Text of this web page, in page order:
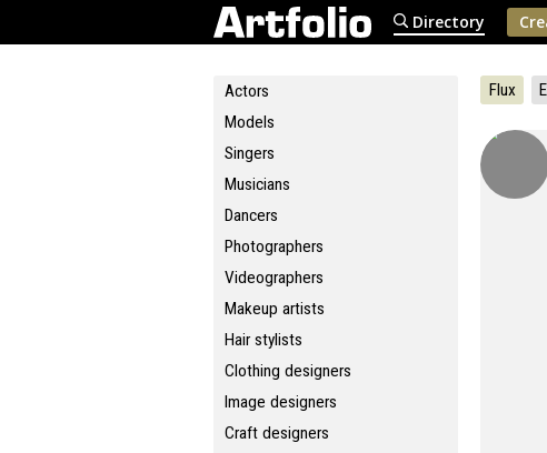
Directory
Actors
Models
Singers
Musicians
Dancers
Photographers
Videographers
Makeup artists
Hair stylists
Clothing designers
Image designers
Craft designers
Flux